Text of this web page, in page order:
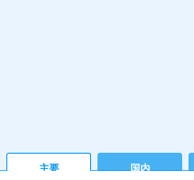
主要 国内